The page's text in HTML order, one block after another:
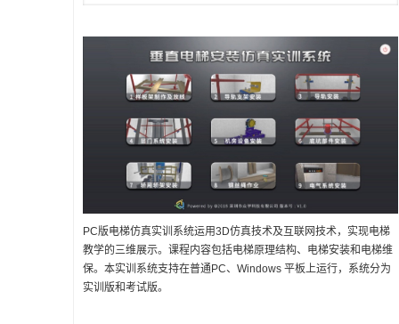
PC版电梯仿真实训系统运用3D仿真技术及互联网技术，实现电梯
教学的三维展示。课程内容包括电梯原理结构、电梯安装和电梯维
保。本实训系统支持在普通PC、Windows 平板上运行，系统分为
实训版和考试版。